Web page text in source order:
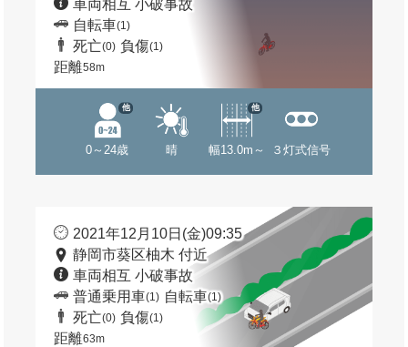
車両相互 小破事故
自転車(1)
死亡(0) 負傷(1)
距離58m
0～24歳
他
晴 幅13.0m～
他
３灯式信号
2021年12月10日(金)09:35
静岡市葵区柚木 付近
車両相互 小破事故
普通乗用車(1) 自転車(1)
死亡(0) 負傷(1)
距離63m